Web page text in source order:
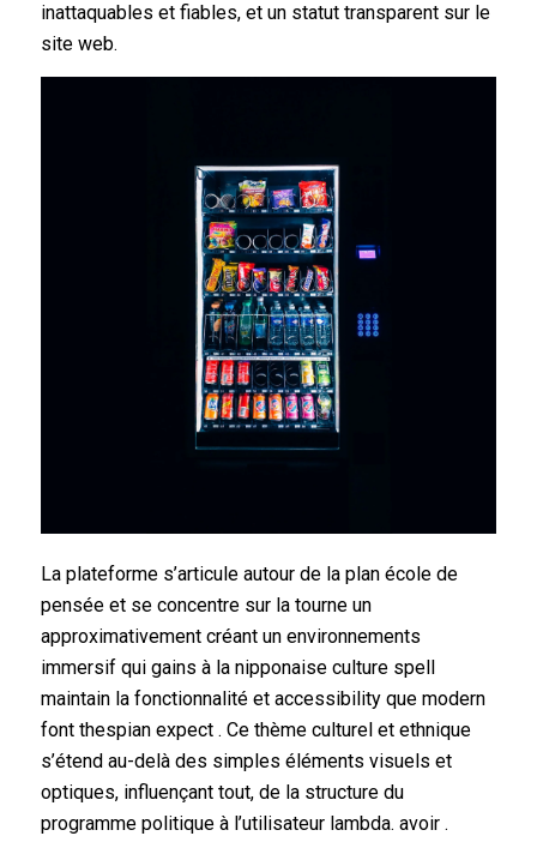
inattaquables et fiables, et un statut transparent sur le
site web.
La plateforme s’articule autour de la plan école de
pensée et se concentre sur la tourne un
approximativement créant un environnements
immersif qui gains à la nipponaise culture spell
maintain la fonctionnalité et accessibility que modern
font thespian expect . Ce thème culturel et ethnique
s’étend au-delà des simples éléments visuels et
optiques, influençant tout, de la structure du
programme politique à l’utilisateur lambda. avoir .